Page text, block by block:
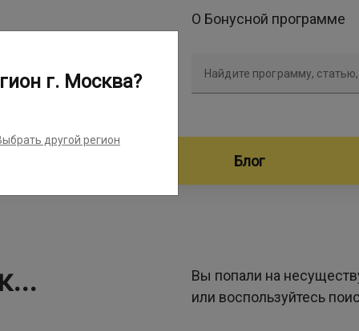
О Бонусной программе
Найдите программу,
программ Блог
Вы попали на
или воспользуйтесь
г. Москва?
другой регион